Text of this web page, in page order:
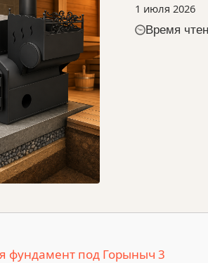
1 июля 2026
Время
фундамент под Горыныч 3